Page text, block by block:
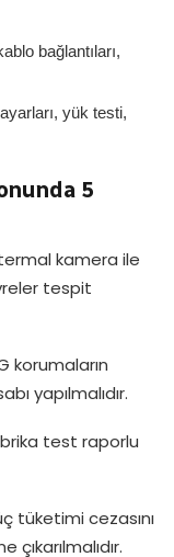
bağlantıları,
yük testi,
5
kamera ile
tespit
korumaların
yapılmalıdır.
test raporlu
tüketimi cezasını